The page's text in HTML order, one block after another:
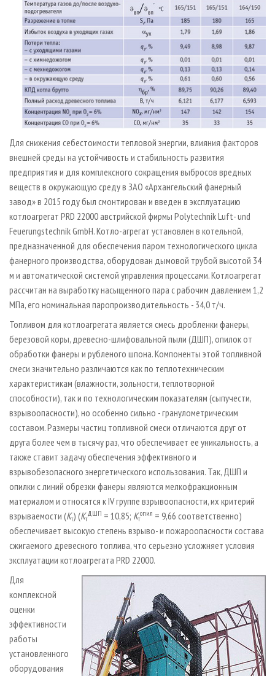
Для снижения себестоимости тепловой энергии, влияния факторов
внешней среды на устойчивость и стабильность развития
предприятия и для комплексного сокращения выбросов вредных
веществ в окружающую среду в ЗАО «Архангельский фанерный
завод» в 2015 году был смонтирован и введен в эксплуатацию
котлоагрегат PRD 22000 австрийской фирмы Polytechnik Luft- und
Feuerungstechnik GmbH. Котло-агрегат установлен в котельной,
предназначенной для обеспечения паром технологического цикла
фанерного производства, оборудован дымовой трубой высотой 34
м и автоматической системой управления процессами. Котлоагрегат
рассчитан на выработку насыщенного пара с рабочим давлением 1,2
МПа, его номинальная паропроизводительность - 34,0 т/ч.
Топливом для котлоагрегата является смесь дробленки фанеры,
березовой коры, древесно-шлифовальной пыли (ДШП), опилок от
обработки фанеры и рубленого шпона. Компоненты этой топливной
смеси значительно различаются как по теплотехническим
характеристикам (влажности, зольности, теплотворной
способности), так и по технологическим показателям (сыпучести,
взрывоопасности), но особенно сильно - гранулометрическим
составом. Размеры частиц топливной смеси отличаются друг от
друга более чем в тысячу раз, что обеспечивает ее уникальность, а
также ставит задачу обеспечения эффективного и
взрывобезопасного энергетического использования. Так, ДШП и
опилки с линий обрезки фанеры являются мелкофракционным
материалом и относятся к IV группе взрывоопасности, их критерий
взрываемости (Кт) (Кт
ДШП = 10,85; Кт
опил = 9,66 соответственно)
обеспечивает высокую степень взрыво- и пожароопасности состава
сжигаемого древесного топлива, что серьезно усложняет условия
эксплуатации котлоагрегата PRD 22000.
Для
комплексной
оценки
эффективности
работы
установленного
оборудования